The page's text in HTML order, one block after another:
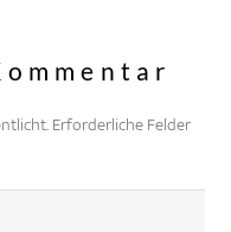
Erforderliche Felder